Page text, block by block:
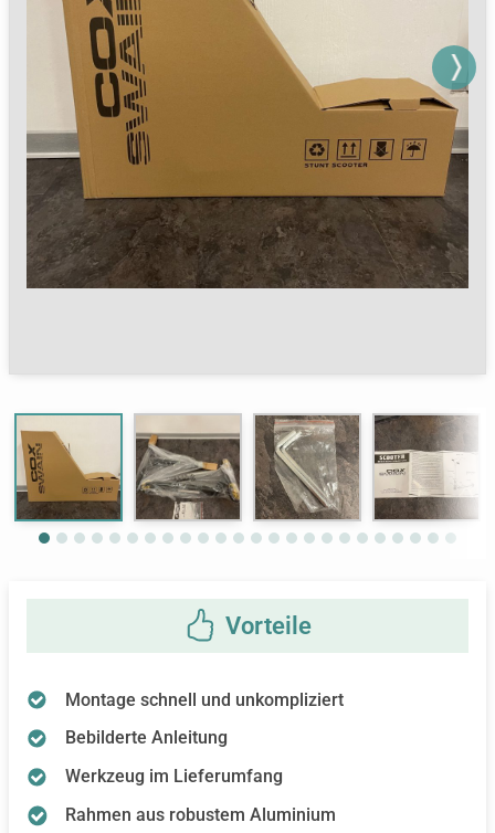
Next
Next
Montage schnell und unkompliziert
Bebilderte Anleitung
Werkzeug im Lieferumfang
Rahmen aus robustem Aluminium